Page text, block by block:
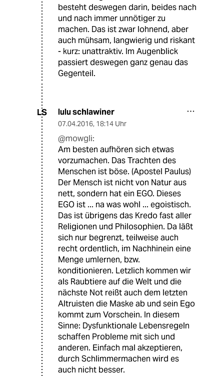
besteht deswegen darin, beides nach
und nach immer unnötiger zu
machen. Das ist zwar lohnend, aber
auch mühsam, langwierig und riskant
- kurz: unattraktiv. Im Augenblick
passiert deswegen ganz genau das
Gegenteil.
LS lulu schlawiner
07.04.2016, 18:14 Uhr
@mowgli:
Am besten aufhören sich etwas
vorzumachen. Das Trachten des
Menschen ist böse. (Apostel Paulus)
Der Mensch ist nicht von Natur aus
nett, sondern hat ein EGO. Dieses
EGO ist ... na was wohl ... egoistisch.
Das ist übrigens das Kredo fast aller
Religionen und Philosophien. Da läßt
sich nur begrenzt, teilweise auch
recht ordentlich, im Nachhinein eine
Menge umlernen, bzw.
konditionieren. Letzlich kommen wir
als Raubtiere auf die Welt und die
nächste Not reißt auch dem letzten
Altruisten die Maske ab und sein Ego
kommt zum Vorschein. In diesem
Sinne: Dysfunktionale Lebensregeln
schaffen Probleme mit sich und
anderen. Einfach mal akzeptieren,
durch Schlimmermachen wird es
auch nicht besser.